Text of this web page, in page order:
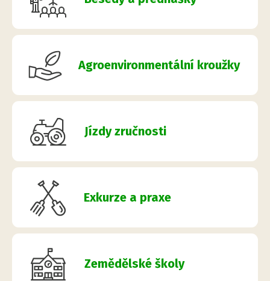
Agroenvironmentální kroužky
Jízdy zručnosti
Exkurze a praxe
Zemědělské školy